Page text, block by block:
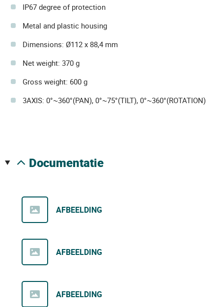
IP67 degree of protection
Metal and plastic housing
Dimensions: Ø112 x 88,4 mm
Net weight: 370 g
Gross weight: 600 g
3AXIS: 0°~360°(PAN), 0°~75°(TILT), 0°~360°(ROTATION)
documentatie
AFBEELDING
AFBEELDING
AFBEELDING